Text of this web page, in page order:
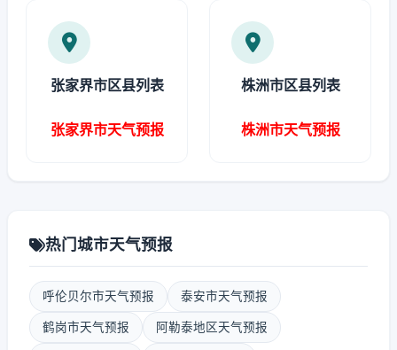
张家界市区县列表
张家界市天气预报
株洲市区县列表
株洲市天气预报
热门城市天气预报
呼伦贝尔市天气预报 泰安市天气预报
鹤岗市天气预报 阿勒泰地区天气预报